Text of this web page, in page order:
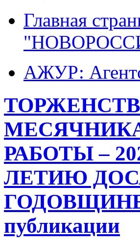
Главная
АЖУР:
РАБОТЫ –
ЛЕТИЮ
публикации